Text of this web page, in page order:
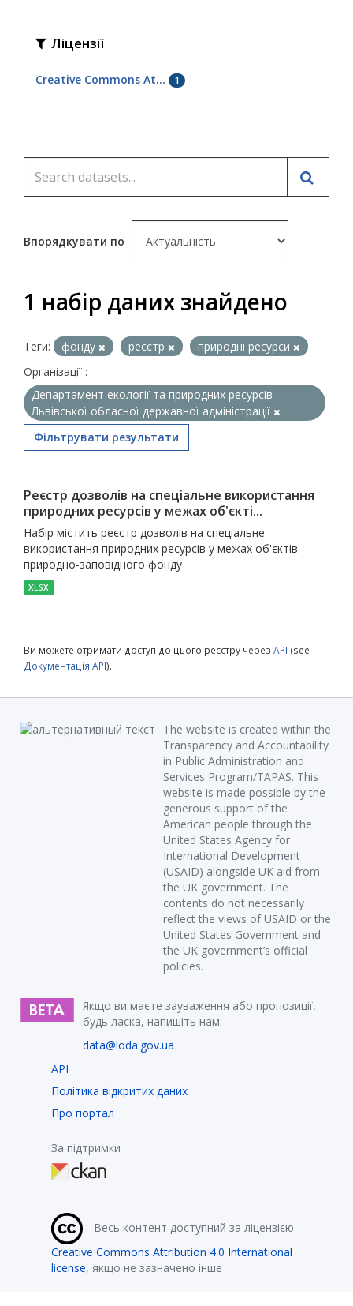
Ліцензії
Creative Commons At... 1
Впорядкувати по
1 набір даних знайдено
Теги: фонду реєстр
природні ресурси
Організації :
Департамент екології та природних ресурсів
Львівської обласної державної адміністрації
Фільтрувати результати
Реєстр дозволів на спеціальне використання
природних ресурсів у межах об'єкті...
Набір містить реєстр дозволів на спеціальне
використання природних ресурсів у межах об'єктів
природно-заповідного фонду
XLSX
Ви можете отримати доступ до цього реєстру через API (see
Документація API).
The website is created within the
Transparency and Accountability
in Public Administration and
Services Program/TAPAS. This
website is made possible by the
generous support of the
American people through the
United States Agency for
International Development
(USAID) alongside UK aid from
the UK government. The
contents do not necessarily
reflect the views of USAID or the
United States Government and
the UK government’s official
policies.
Якщо ви маєте зауваження або пропозиції,
будь ласка, напишіть нам:
data@loda.gov.ua
API
Політика відкритих даних
Про портал
За підтримки
Весь контент доступний за ліцензією
Creative Commons Attribution 4.0 International
license, якщо не зазначено інше